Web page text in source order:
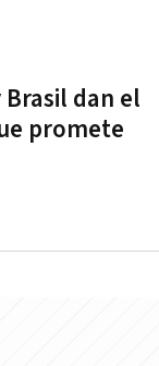
dan el
promete